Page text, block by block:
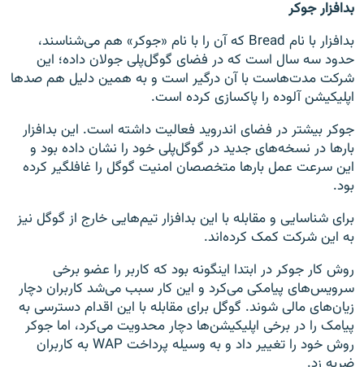
بدافزار جوکر
بدافزار با نام Bread که آن را با نام «جوکر» هم می‌شناسند،
حدود سه سال است که در فضای گوگل‌پلی جولان داده؛ این
شرکت مدت‌هاست با آن درگیر است و به همین دلیل هم صدها
اپلیکیشن آلوده را پاکسازی کرده است.
جوکر بیشتر در فضای اندروید فعالیت داشته است. این بدافزار
بارها در نسخه‌های جدید در گوگل‌پلی خود را نشان داده بود و
این سرعت عمل بارها متخصصان امنیت گوگل را غافلگیر کرده
بود.
برای شناسایی و مقابله با این بدافزار تیم‌هایی خارج از گوگل نیز
به این شرکت کمک کرده‌اند.
روش کار جوکر در ابتدا اینگونه بود که کاربر را عضو برخی
سرویس‌های پیامکی می‌کرد و این کار سبب می‌شد کاربران دچار
زیان‌های مالی شوند. گوگل برای مقابله با این اقدام دسترسی به
پیامک را در برخی اپلیکیشن‌ها دچار محدویت می‌کرد، اما جوکر
روش خود را تغییر داد و به وسیله پرداخت WAP به کاربران